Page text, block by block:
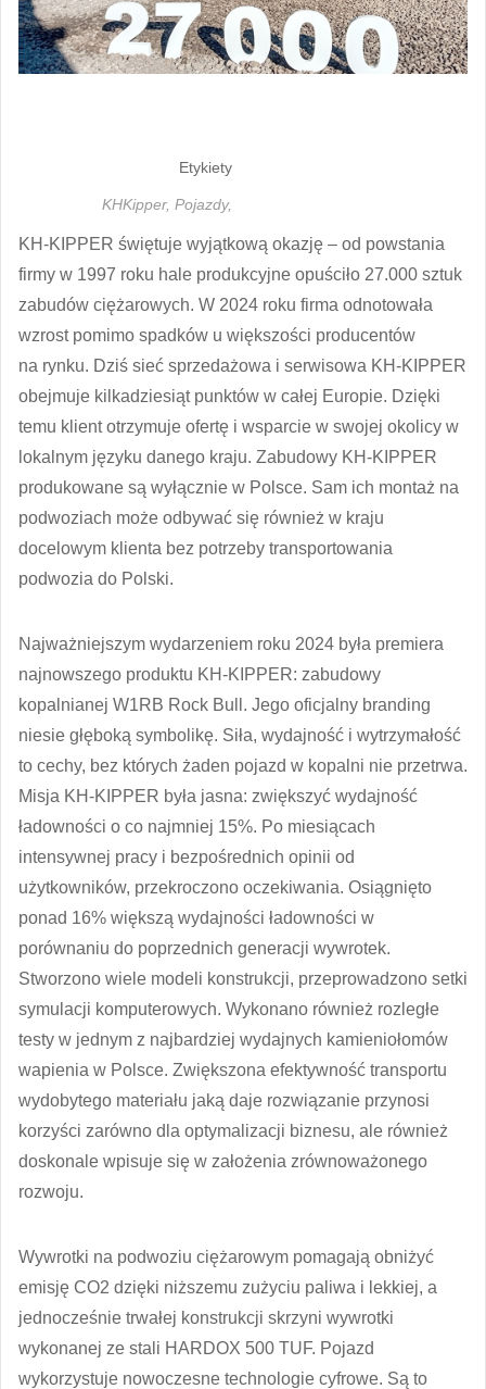
Etykiety
KHKipper, Pojazdy,
KH-KIPPER świętuje wyjątkową okazję – od powstania
firmy w 1997 roku hale produkcyjne opuściło 27.000 sztuk
zabudów ciężarowych. W 2024 roku firma odnotowała
wzrost pomimo spadków u większości producentów
na rynku. Dziś sieć sprzedażowa i serwisowa KH-KIPPER
obejmuje kilkadziesiąt punktów w całej Europie. Dzięki
temu klient otrzymuje ofertę i wsparcie w swojej okolicy w
lokalnym języku danego kraju. Zabudowy KH-KIPPER
produkowane są wyłącznie w Polsce. Sam ich montaż na
podwoziach może odbywać się również w kraju
docelowym klienta bez potrzeby transportowania
podwozia do Polski.
Najważniejszym wydarzeniem roku 2024 była premiera
najnowszego produktu KH-KIPPER: zabudowy
kopalnianej W1RB Rock Bull. Jego oficjalny branding
niesie głęboką symbolikę. Siła, wydajność i wytrzymałość
to cechy, bez których żaden pojazd w kopalni nie przetrwa.
Misja KH-KIPPER była jasna: zwiększyć wydajność
ładowności o co najmniej 15%. Po miesiącach
intensywnej pracy i bezpośrednich opinii od
użytkowników, przekroczono oczekiwania. Osiągnięto
ponad 16% większą wydajności ładowności w
porównaniu do poprzednich generacji wywrotek.
Stworzono wiele modeli konstrukcji, przeprowadzono setki
symulacji komputerowych. Wykonano również rozległe
testy w jednym z najbardziej wydajnych kamieniołomów
wapienia w Polsce. Zwiększona efektywność transportu
wydobytego materiału jaką daje rozwiązanie przynosi
korzyści zarówno dla optymalizacji biznesu, ale również
doskonale wpisuje się w założenia zrównoważonego
rozwoju.
Wywrotki na podwoziu ciężarowym pomagają obniżyć
emisję CO2 dzięki niższemu zużyciu paliwa i lekkiej, a
jednocześnie trwałej konstrukcji skrzyni wywrotki
wykonanej ze stali HARDOX 500 TUF. Pojazd
wykorzystuje nowoczesne technologie cyfrowe. Są to